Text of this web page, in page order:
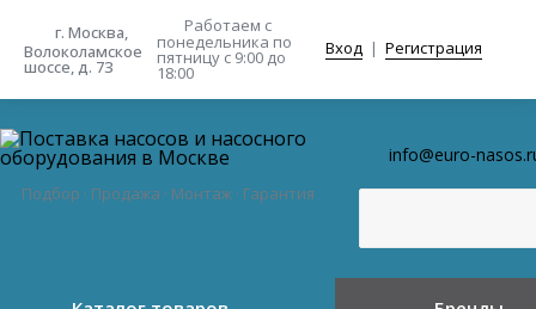
г. Москва,
Волоколамское
шоссе, д. 73
Работаем с
понедельника по
пятницу с 9:00 до
18:00
Вход | Регистрация
Подбор · Продажа · Монтаж · Гарантия
info@euro-